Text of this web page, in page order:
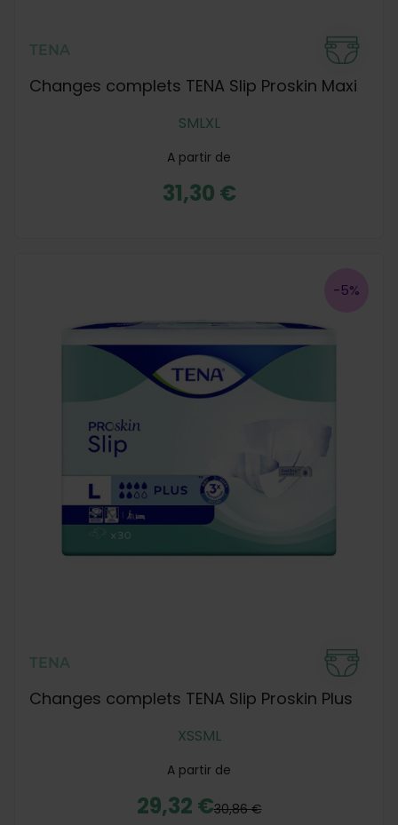
TENA
Changes complets TENA Slip Proskin Maxi
SMLXL
A partir de
31,30 €
-5%
TENA
Changes complets TENA Slip Proskin Plus
XSSML
A partir de
29,32 €30,86 €